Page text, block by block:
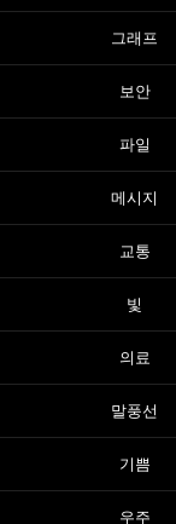
그래프
보안
파일
메시지
교통
빛
의료
말풍선
기쁨
우주